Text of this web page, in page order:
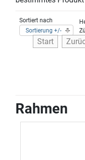
Sortiert nach
Sortierung +/-
Start
Rahmen